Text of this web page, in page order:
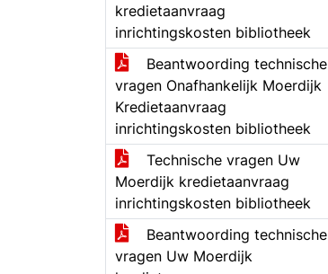
kredietaanvraag
inrichtingskosten bibliotheek
Beantwoording technische
vragen Onafhankelijk Moerdijk
Kredietaanvraag
inrichtingskosten bibliotheek
Technische vragen Uw
Moerdijk kredietaanvraag
inrichtingskosten bibliotheek
Beantwoording technische
vragen Uw Moerdijk